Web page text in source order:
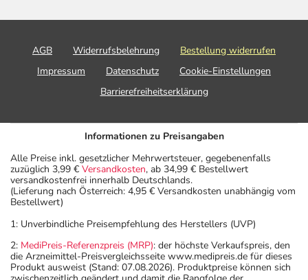
AGB Widerrufsbelehrung
Bestellung widerrufen
Impressum
Datenschutz
Cookie-Einstellungen
Barrierefreiheitserklärung
Informationen zu Preisangaben
Alle Preise inkl. gesetzlicher Mehrwertsteuer, gegebenenfalls
zuzüglich 3,99 € Versandkosten, ab 34,99 € Bestellwert
versandkostenfrei innerhalb Deutschlands.
(Lieferung nach Österreich: 4,95 € Versandkosten unabhängig vom
Bestellwert)
1: Unverbindliche Preisempfehlung des Herstellers (UVP)
2: MediPreis-Referenzpreis (MRP): der höchste Verkaufspreis, den
die Arzneimittel-Preisvergleichsseite www.medipreis.de für dieses
Produkt ausweist (Stand: 07.08.2026). Produktpreise können sich